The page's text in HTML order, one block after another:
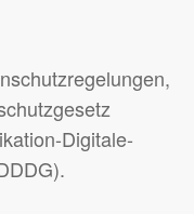
Digitale-